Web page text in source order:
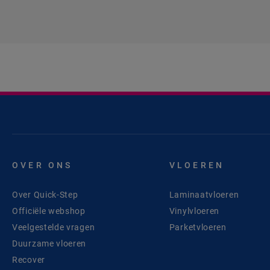
OVER ONS
Over Quick-Step
Officiële webshop
Veelgestelde vragen
Duurzame vloeren
Recover
VLOEREN
Laminaatvloeren
Vinylvloeren
Parketvloeren